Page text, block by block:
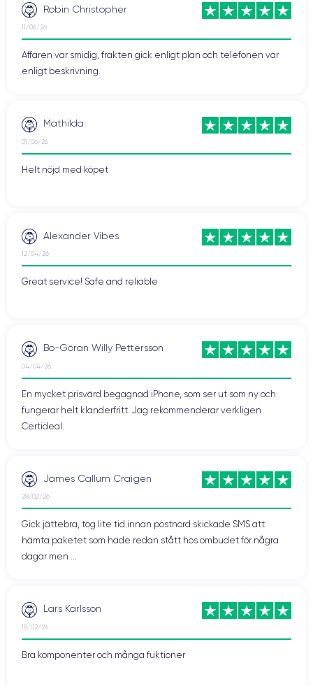
Robin Christopher
11/06/26
Affären var smidig, frakten gick enligt plan och telefonen var
enligt beskrivning.
Mathilda
01/06/26
Helt nöjd med köpet
Alexander Vibes
12/04/26
Great service! Safe and reliable
Bo-Göran Willy Pettersson
04/04/26
En mycket prisvärd begagnad iPhone, som ser ut som ny och
fungerar helt klanderfritt. Jag rekommenderar verkligen
Certideal.
James Callum Craigen
28/02/26
Gick jättebra, tog lite tid innan postnord skickade SMS att
hämta paketet som hade redan stått hos ombudet för några
dagar men ...
Lars Karlsson
18/02/26
Bra komponenter och många fuktioner